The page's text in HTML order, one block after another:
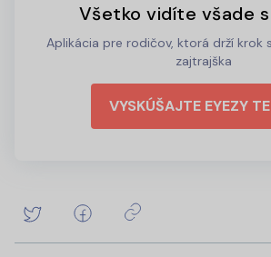
Všetko vidíte všade s
Aplikácia pre rodičov, ktorá drží krok
zajtrajška
VYSKÚŠAJTE EYEZY